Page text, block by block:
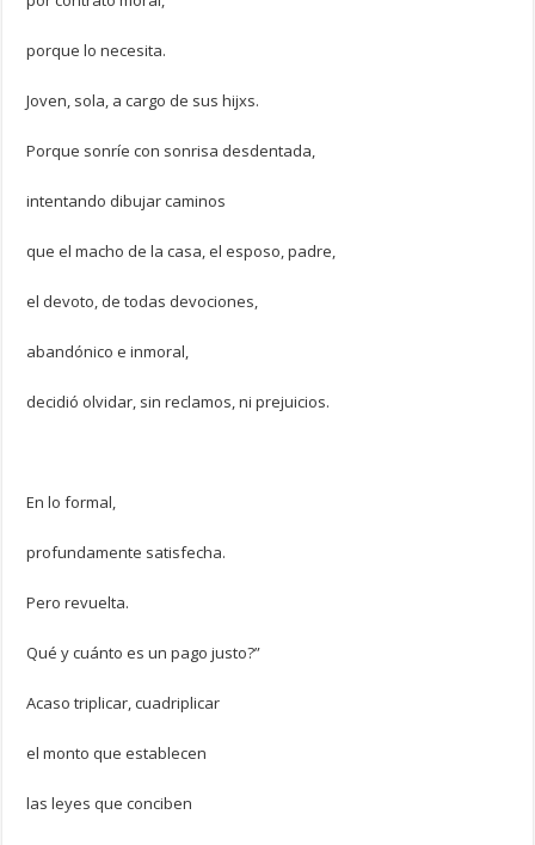
porque lo necesita.
Joven, sola, a cargo de sus hijxs.
Porque sonríe con sonrisa desdentada,
intentando dibujar caminos
que el macho de la casa, el esposo, padre,
el devoto, de todas devociones,
abandónico e inmoral,
decidió olvidar, sin reclamos, ni prejuicios.
En lo formal,
profundamente satisfecha.
Pero revuelta.
Qué y cuánto es un pago justo?”
Acaso triplicar, cuadriplicar
el monto que establecen
las leyes que conciben